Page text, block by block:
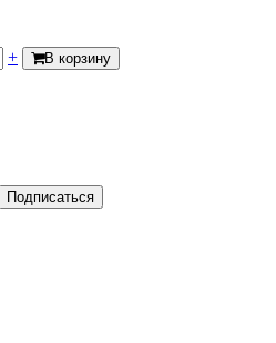
+ В корзину
Подписаться